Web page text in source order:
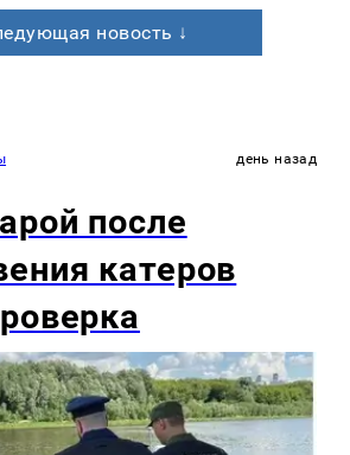
новость ↓
день назад
после
катеров